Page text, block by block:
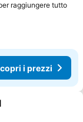
raggiungere tutto
i prezzi